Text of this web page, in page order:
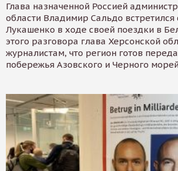
Глава назначенной Россией
области Владимир Сальдо
Лукашенко в ходе своей поездки в
этого разговора глава Херсонской
журналистам, что регион готов
побережья Азовского и Черного